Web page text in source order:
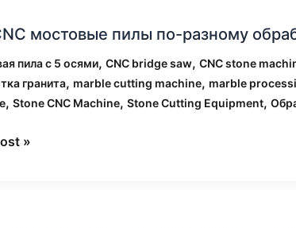
мостовые пилы по-разному
пила с 5 осями, CNC bridge saw, CNC stone
гранита, marble cutting machine, marble
, Stone CNC Machine, Stone Cutting Equipment,
»